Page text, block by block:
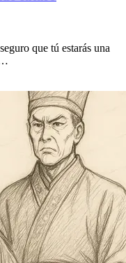
que tú estarás una
…